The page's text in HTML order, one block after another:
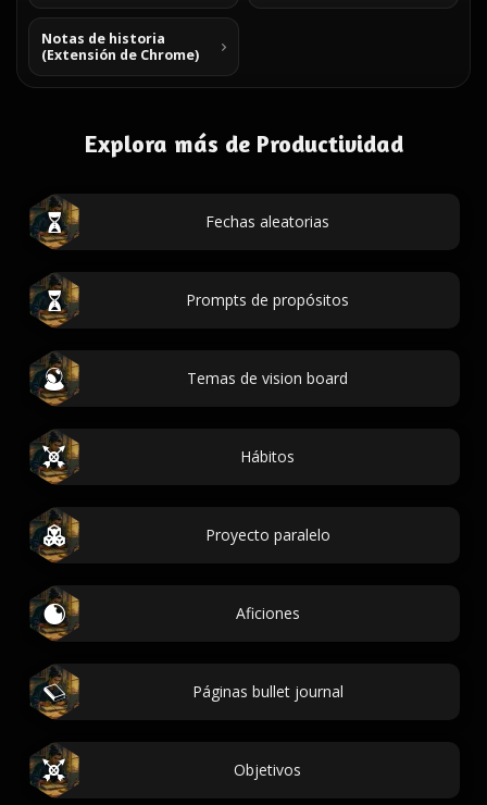
Notas de historia
(Extensión de Chrome)
Explora más de Productividad
Fechas aleatorias
Prompts de propósitos
Temas de vision board
Hábitos
Proyecto paralelo
Aficiones
Páginas bullet journal
Objetivos